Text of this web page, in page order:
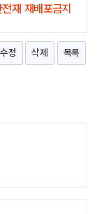
재 재배포금지
수정 삭제 목록